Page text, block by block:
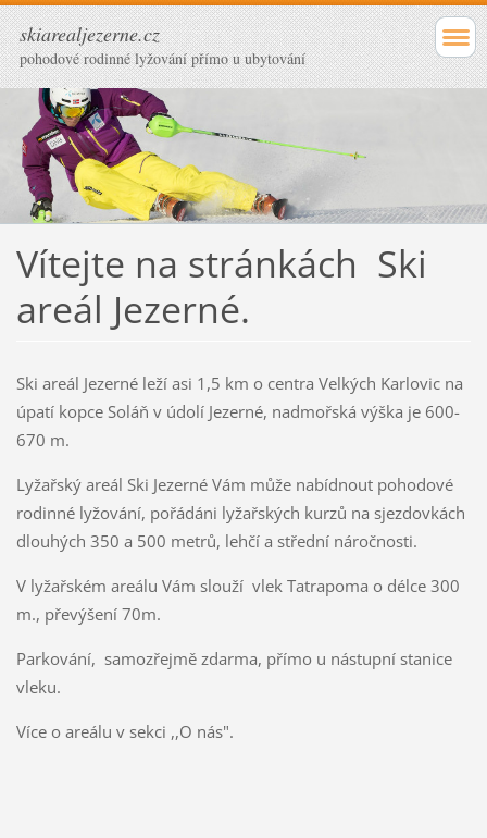
skiarealjezerne.cz
pohodové rodinné lyžování přímo u ubytování
Vítejte na stránkách Ski
areál Jezerné.
Ski areál Jezerné leží asi 1,5 km o centra Velkých Karlovic na
úpatí kopce Soláň v údolí Jezerné, nadmořská výška je 600-
670 m.
Lyžařský areál Ski Jezerné Vám může nabídnout pohodové
rodinné lyžování, pořádáni lyžařských kurzů na sjezdovkách
dlouhých 350 a 500 metrů, lehčí a střední náročnosti.
V lyžařském areálu Vám slouží vlek Tatrapoma o délce 300
m., převýšení 70m.
Parkování, samozřejmě zdarma, přímo u nástupní stanice
vleku.
Více o areálu v sekci ,,O nás".